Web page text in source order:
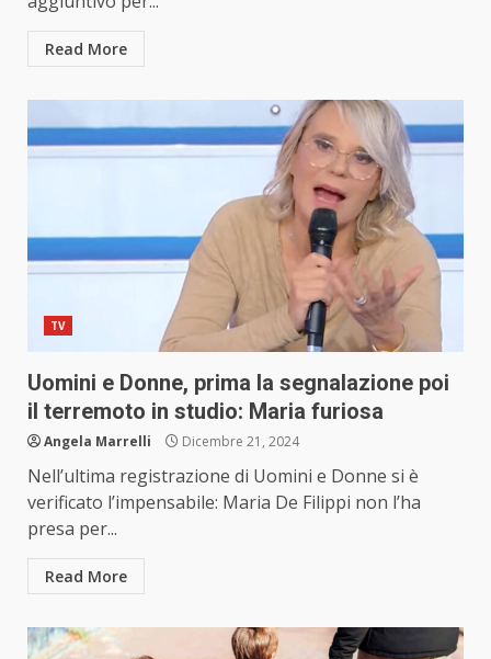
Read More
TV
Uomini e Donne, prima la segnalazione poi
il terremoto in studio: Maria furiosa
Angela Marrelli Dicembre 21, 2024
Nell’ultima registrazione di Uomini e Donne si è
verificato l’impensabile: Maria De Filippi non l’ha
presa per...
Read More